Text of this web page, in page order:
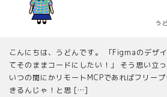
う
こんにちは、うどんです。 「Figmaのデザ
てそのままコードにしたい！」 そう思い立
いつの間にかリモートMCPであればフリー
きるんじゃ！と思 […]